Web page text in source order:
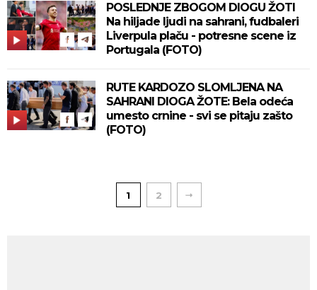
POSLEDNJE ZBOGOM DIOGU ŽOTI
Na hiljade ljudi na sahrani, fudbaleri
Liverpula plaču - potresne scene iz
Portugala (FOTO)
RUTE KARDOZO SLOMLJENA NA
SAHRANI DIOGA ŽOTE: Bela odeća
umesto crnine - svi se pitaju zašto
(FOTO)
1 2